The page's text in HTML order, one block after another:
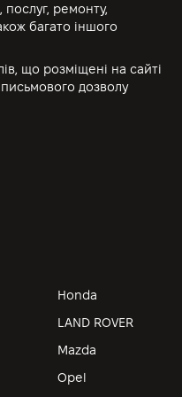
послуг, ремонту,
багато іншого
що розміщені на сайті
дозволу
Honda
LAND ROVER
Mazda
Opel